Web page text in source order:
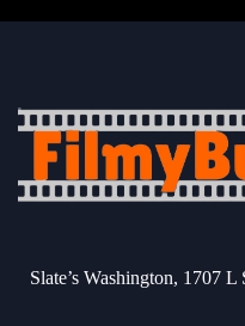
Slate’s Washington, 1707